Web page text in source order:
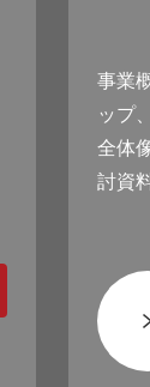
事業
ップ
全体
討資